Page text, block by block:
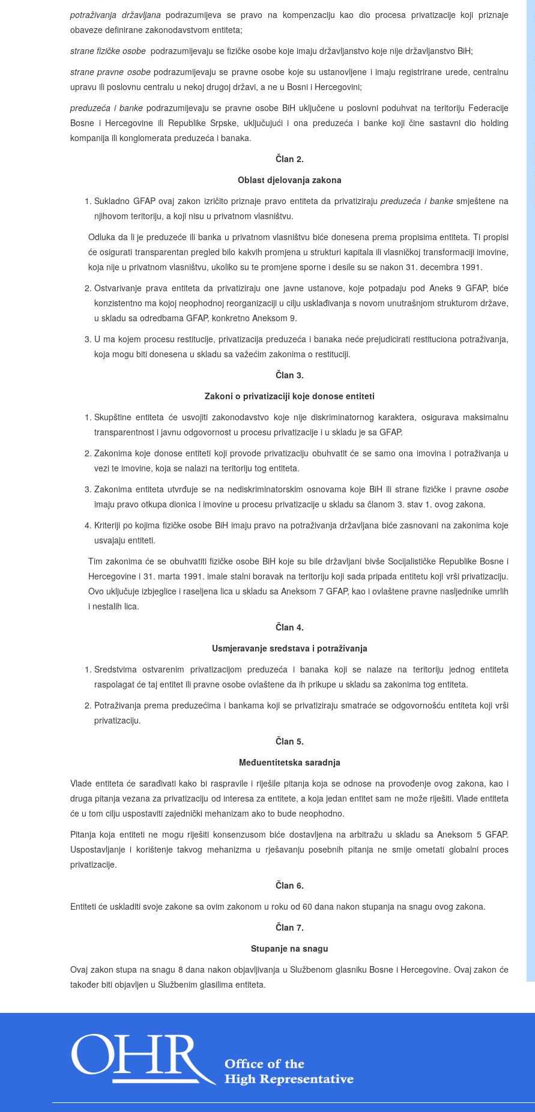
potraživanja državljanapodrazumijeva se pravo na kompenzaciju kao dio procesa privatizacije koji priznaje
obaveze definirane zakonodavstvom entiteta;
strane fizičke osobe podrazumijevaju se fizičke osobe koje imaju državljanstvo koje nije državljanstvo BiH;
strane pravne osobepodrazumijevaju se pravne osobe koje su ustanovljene i imaju registrirane urede, centralnu
upravu ili poslovnu centralu u nekoj drugoj državi, a ne u Bosni i Hercegovini;
preduzeća i banke podrazumijevaju se pravne osobe BiH uključene u poslovni poduhvat na teritoriju Federacije
Bosne i Hercegovine ili Republike Srpske, uključujući i ona preduzeća i banke koji čine sastavni dio holding
kompanija ili konglomerata preduzeća i banaka.
Član 2.
Oblast djelovanja zakona
Sukladno GFAP ovaj zakon izričito priznaje pravo entiteta da privatizirajupreduzeća i bankesmještene na
njihovom teritoriju, a koji nisu u privatnom vlasništvu.
Odluka da li je preduzeće ili banka u privatnom vlasništvu biće donesena prema propisima entiteta. Ti propisi
će osigurati transparentan pregled bilo kakvih promjena u strukturi kapitala ili vlasničkoj transformaciji imovine,
koja nije u privatnom vlasništvu, ukoliko su te promjene sporne i desile su se nakon 31. decembra 1991.
Ostvarivanje prava entiteta da privatiziraju one javne ustanove, koje potpadaju pod Aneks 9 GFAP, biće
konzistentno ma kojoj neophodnoj reorganizaciji u cilju usklađivanja s novom unutrašnjom strukturom države,
u skladu sa odredbama GFAP, konkretno Aneksom 9.
U ma kojem procesu restitucije, privatizacija preduzeća i banaka neće prejudicirati restituciona potraživanja,
koja mogu biti donesena u skladu sa važećim zakonima o restituciji.
Član 3.
Zakoni o privatizaciji koje donose entiteti
Skupštine entiteta će usvojiti zakonodavstvo koje nije diskriminatornog karaktera, osigurava maksimalnu
transparentnost i javnu odgovornost u procesu privatizacije i u skladu je sa GFAP.
Zakonima koje donose entiteti koji provode privatizaciju obuhvatit će se samo ona imovina i potraživanja u
vezi te imovine, koja se nalazi na teritoriju tog entiteta.
Zakonima entiteta utvrđuje se na nediskriminatorskim osnovama koje BiH ili strane fizičke i pravne osobe
imaju pravo otkupa dionica i imovine u procesu privatizacije u skladu sa članom 3. stav 1. ovog zakona.
Kriteriji po kojima fizičke osobe BiH imaju pravo na potraživanja državljana biće zasnovani na zakonima koje
usvajaju entiteti.
Tim zakonima će se obuhvatiti fizičke osobe BiH koje su bile državljani bivše Socijalističke Republike Bosne i
Hercegovine i 31. marta 1991. imale stalni boravak na teritoriju koji sada pripada entitetu koji vrši privatizaciju.
Ovo uključuje izbjeglice i raseljena lica u skladu sa Aneksom 7 GFAP, kao i ovlaštene pravne nasljednike umrlih
i nestalih lica.
Član 4.
Usmjeravanje sredstava i potraživanja
Sredstvima ostvarenim privatizacijom preduzeća i banaka koji se nalaze na teritoriju jednog entiteta
raspolagat će taj entitet ili pravne osobe ovlaštene da ih prikupe u skladu sa zakonima tog entiteta.
Potraživanja prema preduzećima i bankama koji se privatiziraju smatraće se odgovornošću entiteta koji vrši
privatizaciju.
Član 5.
Međuentitetska saradnja
Vlade entiteta će sarađivati kako bi raspravile i riješile pitanja koja se odnose na provođenje ovog zakona, kao i
druga pitanja vezana za privatizaciju od interesa za entitete, a koja jedan entitet sam ne može riješiti. Vlade entiteta
će u tom cilju uspostaviti zajednički mehanizam ako to bude neophodno.
Pitanja koja entiteti ne mogu riješiti konsenzusom biće dostavljena na arbitražu u skladu sa Aneksom 5 GFAP.
Uspostavljanje i korištenje takvog mehanizma u rješavanju posebnih pitanja ne smije ometati globalni proces
privatizacije.
Član 6.
Entiteti će uskladiti svoje zakone sa ovim zakonom u roku od 60 dana nakon stupanja na snagu ovog zakona.
Član 7.
Stupanje na snagu
Ovaj zakon stupa na snagu 8 dana nakon objavljivanja u Službenom glasniku Bosne i Hercegovine. Ovaj zakon će
također biti objavljen u Službenim glasilima entiteta.